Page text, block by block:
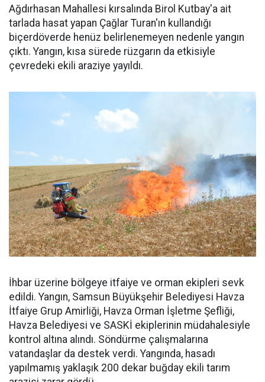
Ağdırhasan Mahallesi kırsalında Birol Kutbay'a ait
tarlada hasat yapan Çağlar Turan'ın kullandığı
biçerdöverde henüz belirlenemeyen nedenle yangın
çıktı. Yangın, kısa sürede rüzgarın da etkisiyle
çevredeki ekili araziye yayıldı.
İhbar üzerine bölgeye itfaiye ve orman ekipleri sevk
edildi. Yangın, Samsun Büyükşehir Belediyesi Havza
İtfaiye Grup Amirliği, Havza Orman İşletme Şefliği,
Havza Belediyesi ve SASKİ ekiplerinin müdahalesiyle
kontrol altına alındı. Söndürme çalışmalarına
vatandaşlar da destek verdi. Yangında, hasadı
yapılmamış yaklaşık 200 dekar buğday ekili tarım